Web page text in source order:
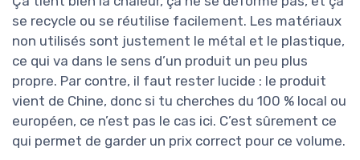
se recycle ou se réutilise facilement. Les matériaux
non utilisés sont justement le métal et le plastique,
ce qui va dans le sens d’un produit un peu plus
propre. Par contre, il faut rester lucide : le produit
vient de Chine, donc si tu cherches du 100 % local ou
européen, ce n’est pas le cas ici. C’est sûrement ce
qui permet de garder un prix correct pour ce volume.